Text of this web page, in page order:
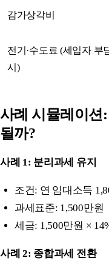
감가상각비
전기·수도료 (세입자 부
시)
사례 시뮬레이션:
될까?
사례 1: 분리과세 유지
조건: 연 임대소득
과세표준: 1,500만원
세금: 1,500만원 ×
사례 2: 종합과세 전환